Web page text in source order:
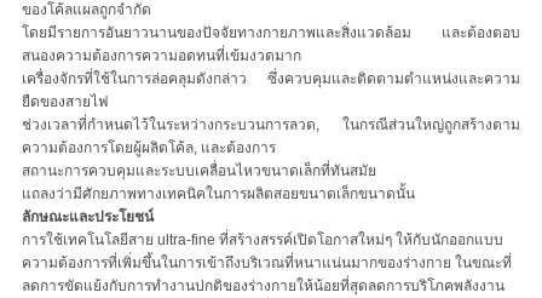
ของโค้ลแผลถูกจํากัด
โดยมีรายการอันยาวนานของปัจจัยทางกายภาพและสิ่งแวดล้อม และต้องตอบ
สนองความต้องการความอดทนที่เข้มงวดมาก
เครื่องจักรที่ใช้ในการล่อคลุมดังกล่าว ซึ่งควบคุมและติดตามตําแหน่งและความ
ยืดของสายไฟ
ช่วงเวลาที่กําหนดไว้ในระหว่างกระบวนการลวด, ในกรณีส่วนใหญ่ถูกสร้างตาม
ความต้องการโดยผู้ผลิตโค้ล, และต้องการ
สถานะการควบคุมและระบบเคลื่อนไหวขนาดเล็กที่ทันสมัย
แถลงว่ามีศักยภาพทางเทคนิคในการผลิตสอยขนาดเล็กขนาดนั้น
ลักษณะและประโยชน์
การใช้เทคโนโลยีสาย ultra-fine ที่สร้างสรรค์เปิดโอกาสใหม่ๆ ให้กับนักออกแบบ
ความต้องการที่เพิ่มขึ้นในการเข้าถึงบริเวณที่หนาแน่นมากของร่างกาย ในขณะที่
ลดการขัดแย้งกับการทํางานปกติของร่างกายให้น้อยที่สุดลดการบริโภคพลังงาน